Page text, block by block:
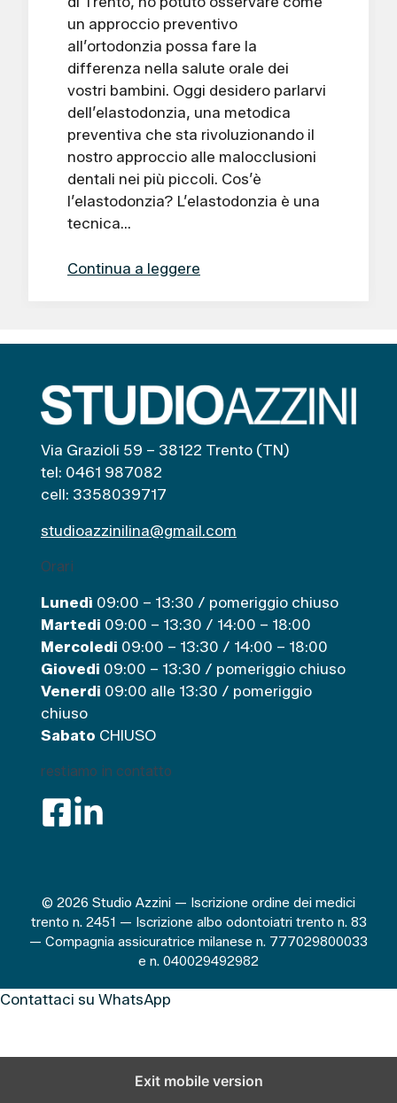
un approccio preventivo
all’ortodonzia possa fare la
differenza nella salute orale dei
vostri bambini. Oggi desidero parlarvi
dell’elastodonzia, una metodica
preventiva che sta rivoluzionando il
nostro approccio alle malocclusioni
dentali nei più piccoli. Cos’è
l’elastodonzia? L’elastodonzia è una
tecnica…
Continua a leggere
Via Grazioli 59 – 38122 Trento (TN)
tel: 0461 987082
cell: 3358039717
studioazzinilina@gmail.com
Orari
Lunedì 09:00 – 13:30 / pomeriggio chiuso
Martedi 09:00 – 13:30 / 14:00 – 18:00
Mercoledi 09:00 – 13:30 / 14:00 – 18:00
Giovedi 09:00 – 13:30 / pomeriggio chiuso
Venerdi 09:00 alle 13:30 / pomeriggio
chiuso
Sabato CHIUSO
restiamo in contatto
© 2026 Studio Azzini — Iscrizione ordine dei medici
trento n. 2451 — Iscrizione albo odontoiatri trento n. 83
— Compagnia assicuratrice milanese n. 777029800033
e n. 040029492982
Contattaci su WhatsApp
Exit mobile version